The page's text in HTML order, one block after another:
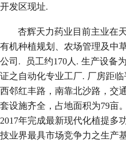
开发区现址.
杏辉天力药业目前主业在天
有机种植规划、农场管理及中
公司. 员工约170人. 生产设备
证之自动化专业工厂. 厂房距
西邻红丰路，南靠北沙路，交
套设施齐全，占地面积为79亩
2017年完成最新现代化植提多
技业界最具市场竞争力之生产